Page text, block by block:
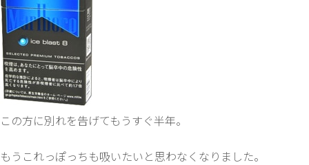
この方に別れを告げてもうすぐ半年。
もうこれっぽっちも吸いたいと思わなくなりました。